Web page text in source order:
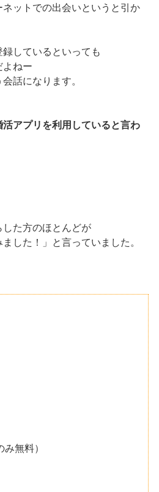
ットでの出会いというと引か
しているといっても
よねー
話になります。
活アプリを利用していると言わ
た方のほとんどが
した！」と言っていました。
無料）